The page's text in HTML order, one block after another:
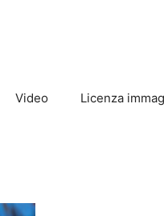
Video Licenza